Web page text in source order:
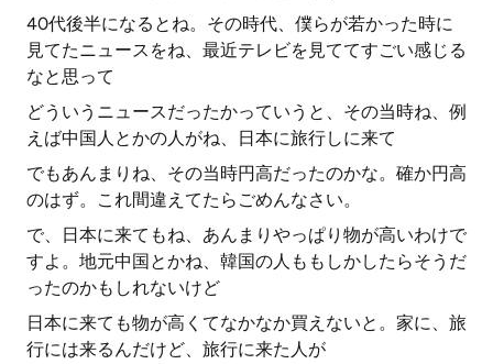
40代後半になるとね。その時代、僕らが若かった時に
見てたニュースをね、最近テレビを見ててすごい感じる
なと思って
どういうニュースだったかっていうと、その当時ね、例
えば中国人とかの人がね、日本に旅行しに来て
でもあんまりね、その当時円高だったのかな。確か円高
のはず。これ間違えてたらごめんなさい。
で、日本に来てもね、あんまりやっぱり物が高いわけで
すよ。地元中国とかね、韓国の人ももしかしたらそうだ
ったのかもしれないけど
日本に来ても物が高くてなかなか買えないと。家に、旅
行には来るんだけど、旅行に来た人が